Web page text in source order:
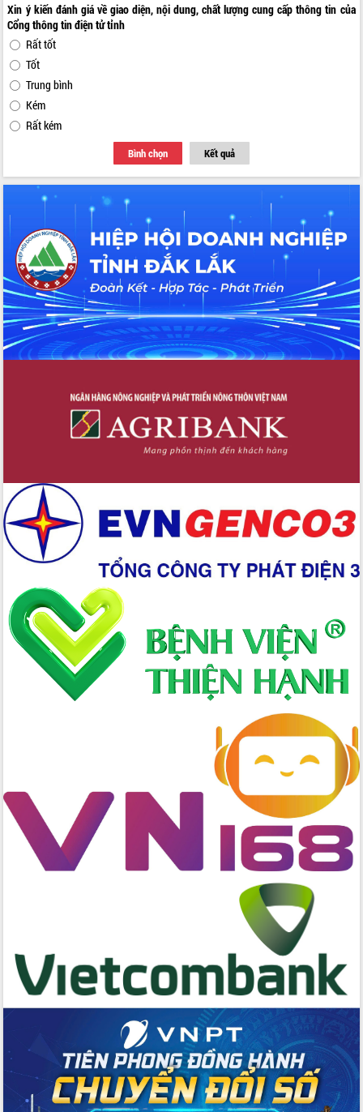
Xin ý kiến đánh giá về giao diện, nội dung, chất lượng cung cấp thông tin của
Cổng thông tin điện tử tỉnh
Rất tốt
Tốt
Trung bình
Kém
Rất kém
Bình chọn Kết quả